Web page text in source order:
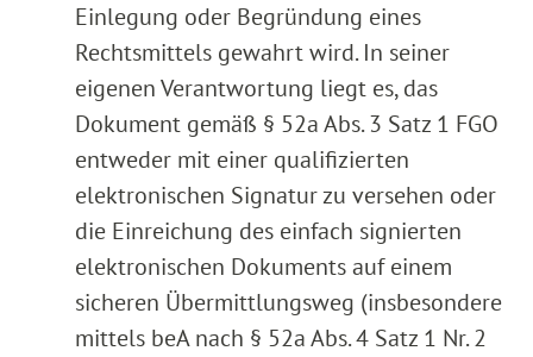
Einlegung oder Begründung eines
Rechtsmittels gewahrt wird. In seiner
eigenen Verantwortung liegt es, das
Dokument gemäß § 52a Abs. 3 Satz 1 FGO
entweder mit einer qualifizierten
elektronischen Signatur zu versehen oder
die Einreichung des einfach signierten
elektronischen Dokuments auf einem
sicheren Übermittlungsweg (insbesondere
mittels beA nach § 52a Abs. 4 Satz 1 Nr. 2